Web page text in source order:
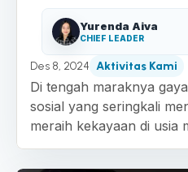
Yurenda Aiva
CHIEF LEADER
Des 8, 2024 Aktivitas Kami
Di tengah maraknya
sosial yang seringkali
meraih kekayaan di usia